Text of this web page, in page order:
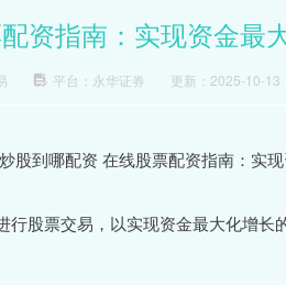
资指南：实现资金最
平台：永华证券 更新：2025-10-13
行股票交易，以实现资金最大化增